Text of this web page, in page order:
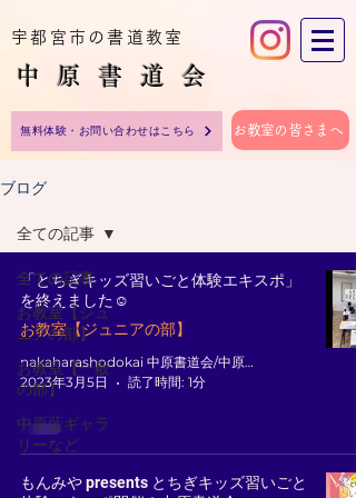
宇都宮市の書道教室
中原​書道会
無料体験・お問い合わせはこちら お教室の皆さまへ
ブログ
全ての記事
お教室【ジュ
ニアの部】
お教室【一般
の部】
中原藍ギャラ
リーなど
全ての記事
「とちぎキッズ習いごと体験エキスポ」
を終えました☺️
お教室【ジュニアの部】
nakaharashodokai 中原書道会/中原 藍
2023年3月5日
読了時間: 1分
もんみや presents とちぎキッズ習いごと